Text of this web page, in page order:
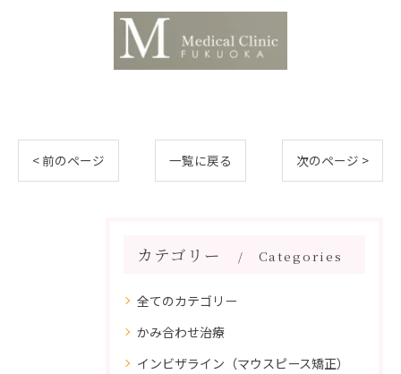
< 前のページ 一覧に戻る 次のページ >
カテゴリー Categories
全てのカテゴリー
かみ合わせ治療
インビザライン（マウスピース矯正）